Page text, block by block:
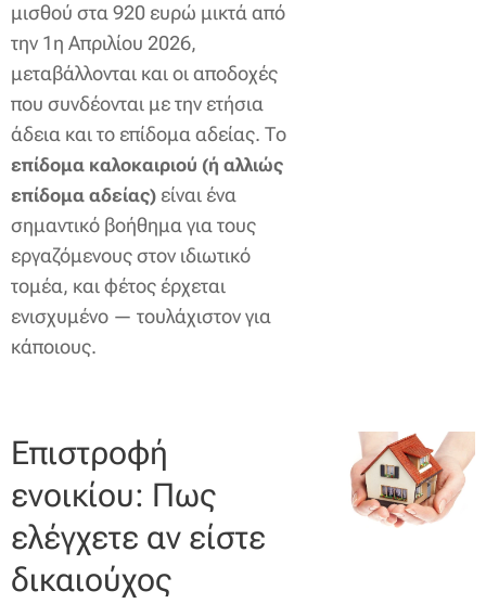
μισθού στα 920 ευρώ μικτά από
την 1η Απριλίου 2026,
μεταβάλλονται και οι αποδοχές
που συνδέονται με την ετήσια
άδεια και το επίδομα αδείας. Το
επίδομα καλοκαιριού (ή αλλιώς
επίδομα αδείας) είναι ένα
σημαντικό βοήθημα για τους
εργαζόμενους στον ιδιωτικό
τομέα, και φέτος έρχεται
ενισχυμένο — τουλάχιστον για
κάποιους.
Επιστροφή
ενοικίου: Πως
ελέγχετε αν είστε
δικαιούχος